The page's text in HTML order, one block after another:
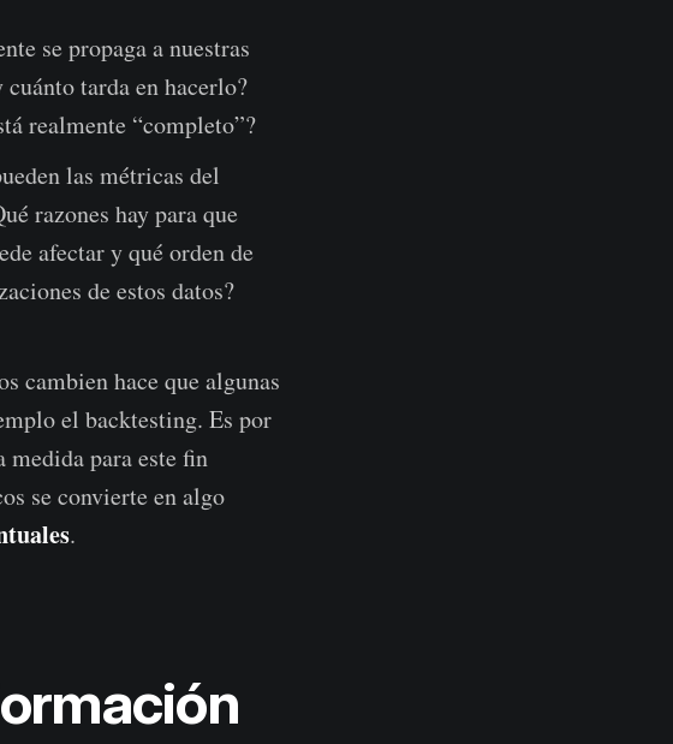
se propaga a nuestras
tarda en hacerlo?
realmente “completo”?
las métricas del
razones hay para que
afectar y qué orden de
de estos datos?
cambien hace que algunas
el backtesting. Es por
medida para este fin
se convierte en algo
.